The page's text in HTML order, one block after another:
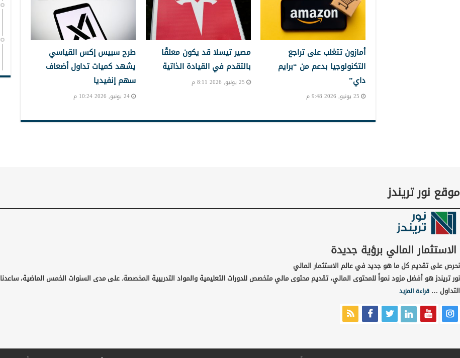
أمازون تتغلب على تراجع
التكنولوجيا بدعم من “برايم
داي”
25 يونيو, 2026 9:48 م
مصير تيسلا قد يكون معلقًا
بالتقدم في القيادة الذاتية
25 يونيو, 2026 8:11 م
طرح سبيس إكس القياسي
يشهد كميات تداول أضعاف
سهم إنفيديا
24 يونيو, 2026 10:24 م
موقع نور تريندز
الاستثمار المالي برؤية جديدة
نحرص على تقديم كل ما هو جديد في عالم الاستثمار المالي
نور تريندز هو أفضل مزود نمواً للمحتوى المالي، تقديم محتوى مالي متخصص للدورات التعليمية والمواد التدريبية المخصصة. على مدى السنوات الخمس الماضية،
التداول … قراءة المزيد